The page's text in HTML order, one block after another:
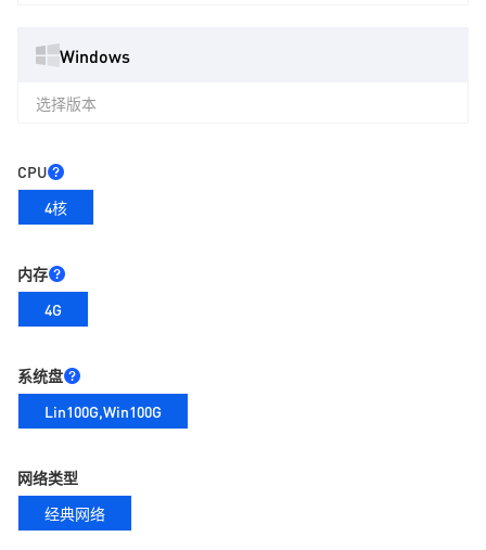
Windows
选择版本
CPU
4核
内存
4G
系统盘
Lin100G,Win100G
网络类型
经典网络